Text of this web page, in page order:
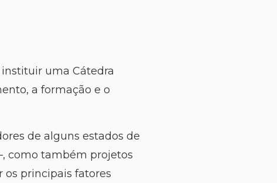
uma Cátedra
a formação e o
de alguns estados de
como também projetos
principais fatores